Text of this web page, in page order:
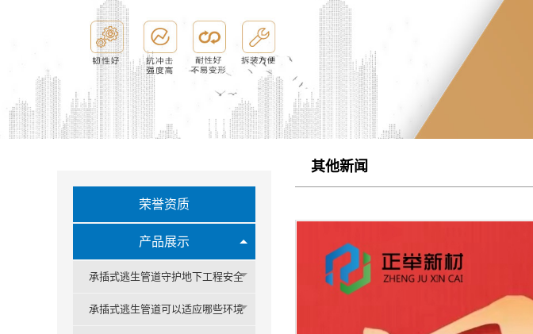
荣誉资质
产品展示
承插式逃生管道守护地下工程安全
承插式逃生管道可以适应哪些环境
其他新闻